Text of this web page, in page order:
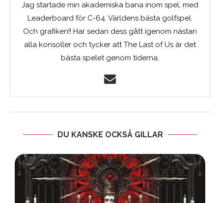
Jag startade min akademiska bana inom spel, med
Leaderboard för C-64. Världens bästa golfspel.
Och grafiken!! Har sedan dess gått igenom nästan
alla konsoller och tycker att The Last of Us är det
bästa spelet genom tiderna.
DU KANSKE OCKSÅ GILLAR